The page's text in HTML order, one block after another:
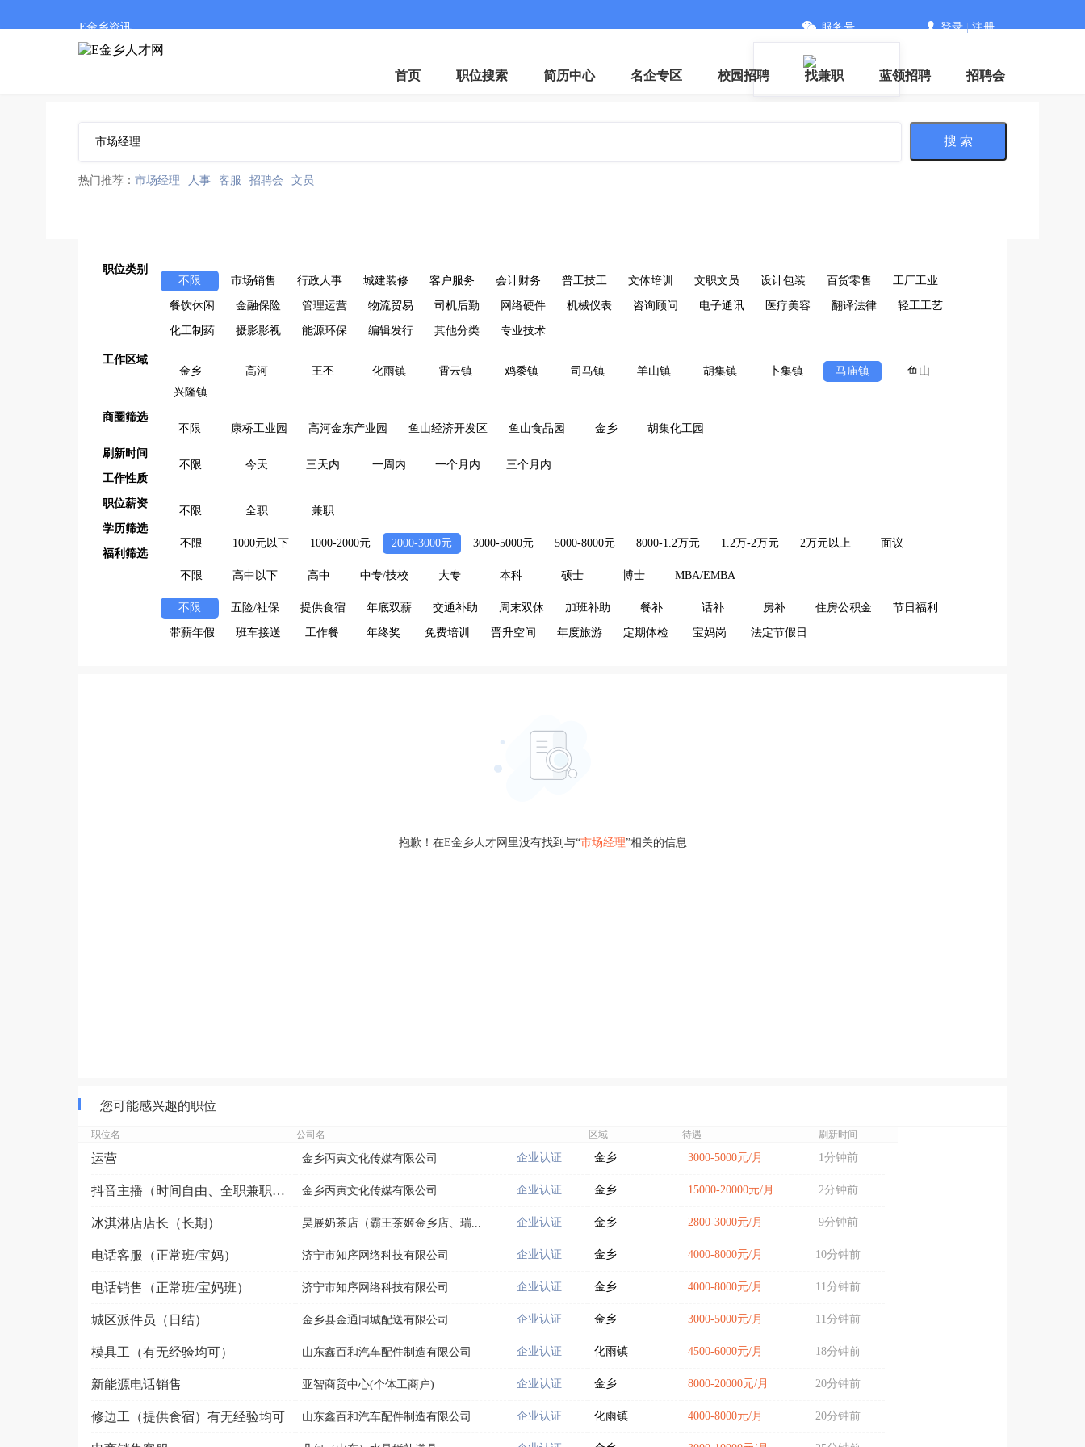
E金乡资讯
微信
服务号 登录|注册
首页 职位搜索 简历中心 名企专区 校园招聘 找兼职 蓝领招聘 招聘会
搜 索
热门推荐： 市场经理 人事 客服 招聘会 文员
职位类别
不限
市场销售 行政人事 城建装修 客户服务 会计财务 普工技工 文体培训 文职文员 设计包装 百货零售 工厂工业
餐饮休闲 金融保险 管理运营 物流贸易 司机后勤 网络硬件 机械仪表 咨询顾问 电子通讯 医疗美容 翻译法律 轻工工艺
化工制药 摄影影视 能源环保 编辑发行 其他分类 专业技术
工作区域
金乡
高河 王丕 化雨镇 霄云镇 鸡黍镇 司马镇 羊山镇 胡集镇 卜集镇 马庙镇
鱼山
兴隆镇
商圈筛选
不限
康桥工业园 高河金东产业园 鱼山经济开发区 鱼山食品园 金乡 胡集化工园
刷新时间
不限
今天 三天内 一周内 一个月内
三个月内
工作性质
不限 全职 兼职
职位薪资
不限 1000元以下 1000-2000元 2000-3000元 3000-5000元 5000-8000元 8000-1.2万元 1.2万-2万元 2万元以上 面议
学历筛选
不限 高中以下 高中 中专/技校 大专 本科 硕士 博士 MBA/EMBA
福利筛选
不限 五险/社保 提供食宿 年底双薪 交通补助 周末双休 加班补助 餐补 话补 房补 住房公积金 节日福利
带薪年假 班车接送 工作餐 年终奖 免费培训 晋升空间 年度旅游 定期体检 宝妈岗 法定节假日
抱歉！在E金乡人才网里没有找到与“市场经理”相关的信息
您可能感兴趣的职位
职位名 公司名 区域 待遇 刷新时间
运营 金乡丙寅文化传媒有限公司 企业认证 金乡 3000-5000元/月 1分钟前
抖音主播（时间自由、全职兼职均可） 金乡丙寅文化传媒有限公司 企业认证 金乡 15000-20000元/月 2分钟前
冰淇淋店店长（长期） 昊展奶茶店（霸王茶姬金乡店、瑞... 企业认证 金乡 2800-3000元/月 9分钟前
电话客服（正常班/宝妈） 济宁市知序网络科技有限公司 企业认证 金乡 4000-8000元/月 10分钟前
电话销售（正常班/宝妈班） 济宁市知序网络科技有限公司 企业认证 金乡 4000-8000元/月 11分钟前
城区派件员（日结） 金乡县金通同城配送有限公司 企业认证 金乡 3000-5000元/月 11分钟前
模具工（有无经验均可） 山东鑫百和汽车配件制造有限公司 企业认证 化雨镇 4500-6000元/月 18分钟前
新能源电话销售 亚智商贸中心(个体工商户) 企业认证 金乡 8000-20000元/月 20分钟前
修边工（提供食宿）有无经验均可 山东鑫百和汽车配件制造有限公司 企业认证 化雨镇 4000-8000元/月 20分钟前